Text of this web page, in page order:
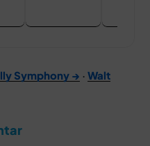
Symphony → · Walt